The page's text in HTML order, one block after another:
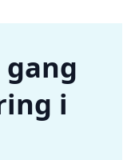
i